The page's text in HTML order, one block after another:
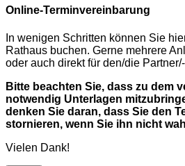
Online-Terminvereinbarung
In wenigen Schritten können Sie
Rathaus buchen. Gerne mehrere
oder auch direkt für den/die
Bitte beachten Sie, dass zu dem
notwendig Unterlagen
denken Sie daran, dass Sie den
stornieren, wenn Sie ihn nicht
Vielen Dank!